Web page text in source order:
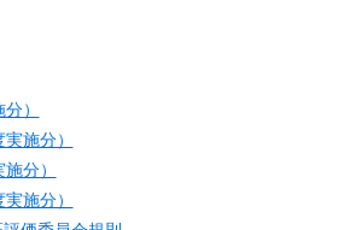
）
施分）
分）
施分）